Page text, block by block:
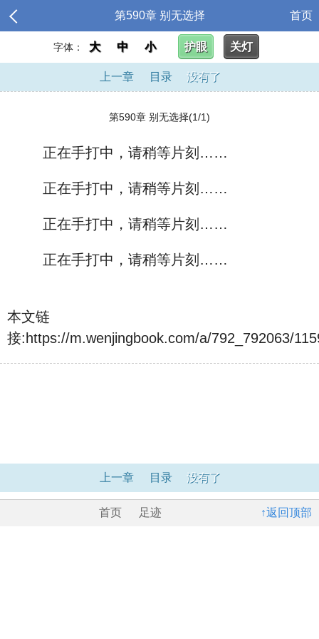
第590章 别无选择 首页
字体： 大 中 小 护眼 关灯
上一章 目录 没有了
第590章 别无选择(1/1)
正在手打中，请稍等片刻……
正在手打中，请稍等片刻……
正在手打中，请稍等片刻……
正在手打中，请稍等片刻……
本文链
接: https://m.wenjingbook.com/a/792_792063/
上一章 目录 没有了
↑返回顶部
首页 足迹